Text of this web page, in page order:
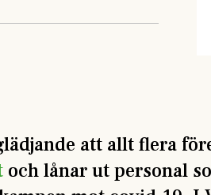
att allt flera
och lånar ut personal